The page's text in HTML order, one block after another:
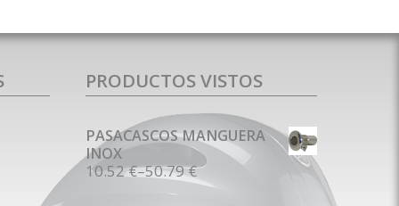
PRODUCTOS VISTOS
PASACASCOS MANGUERA
INOX
10.52 €–50.79 €